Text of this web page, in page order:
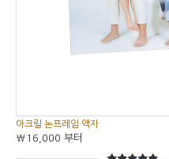
아크릴 논프레임 액자
₩16,000 부터